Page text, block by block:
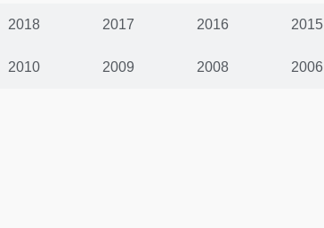
2018 2017 2016 2015
2010 2009 2008 2006